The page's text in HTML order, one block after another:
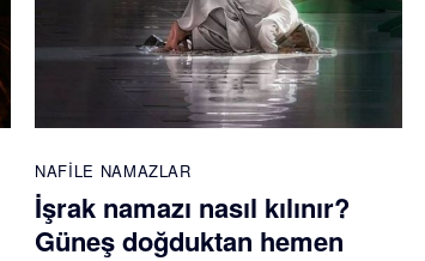
NAFILE NAMAZLAR
İşrak namazı nasıl kılınır?
Güneş doğduktan hemen